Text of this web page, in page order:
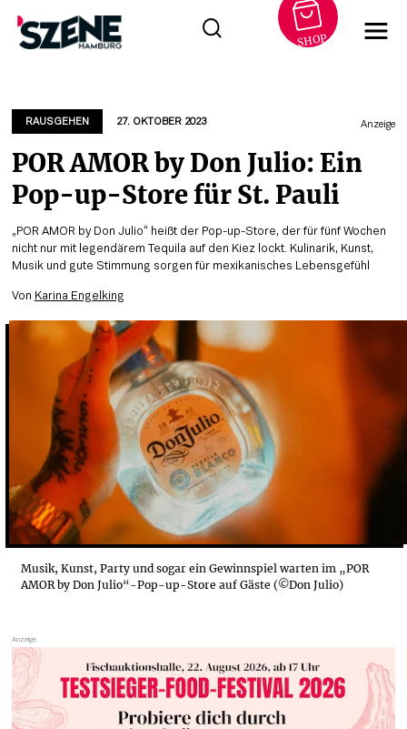
springen
SHOP
RAUSGEHEN 27. OKTOBER 2023 Anzeige
POR AMOR by Don Julio: Ein
Pop-up-Store für St. Pauli
„POR AMOR by Don Julio“ heißt der Pop-up-Store, der für fünf Wochen
nicht nur mit legendärem Tequila auf den Kiez lockt. Kulinarik, Kunst,
Musik und gute Stimmung sorgen für mexikanisches Lebensgefühl
Von Karina Engelking
Musik, Kunst, Party und sogar ein Gewinnspiel warten im „POR
AMOR by Don Julio“-Pop-up-Store auf Gäste (©Don Julio)